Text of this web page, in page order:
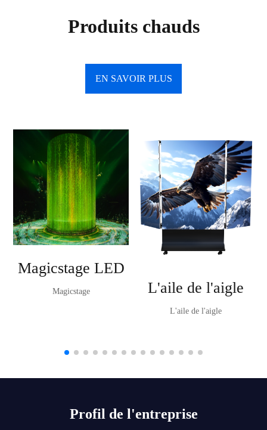
Produits chauds
EN SAVOIR PLUS
Magicstage LED
Magicstage L'aile de l'aigle
L'aile de l'aigle
Profil de l'entreprise